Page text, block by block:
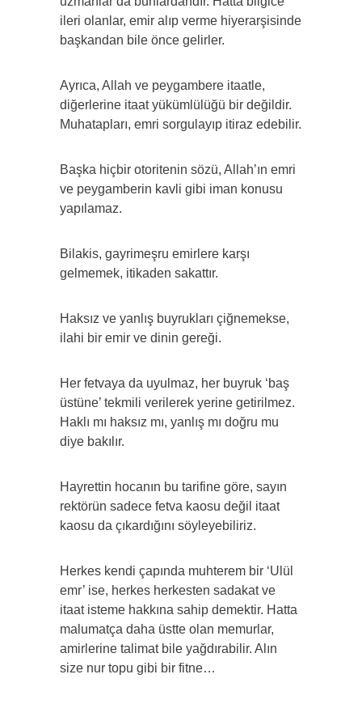
ileri olanlar, emir alıp verme hiyerarşisinde
başkandan bile önce gelirler.
Ayrıca, Allah ve peygambere itaatle,
diğerlerine itaat yükümlülüğü bir değildir.
Muhatapları, emri sorgulayıp itiraz edebilir.
Başka hiçbir otoritenin sözü, Allah’ın emri
ve peygamberin kavli gibi iman konusu
yapılamaz.
Bilakis, gayrimeşru emirlere karşı
gelmemek, itikaden sakattır.
Haksız ve yanlış buyrukları çiğnemekse,
ilahi bir emir ve dinin gereği.
Her fetvaya da uyulmaz, her buyruk ‘baş
üstüne’ tekmili verilerek yerine getirilmez.
Haklı mı haksız mı, yanlış mı doğru mu
diye bakılır.
Hayrettin hocanın bu tarifine göre, sayın
rektörün sadece fetva kaosu değil itaat
kaosu da çıkardığını söyleyebiliriz.
Herkes kendi çapında muhterem bir ‘Ulül
emr’ ise, herkes herkesten sadakat ve
itaat isteme hakkına sahip demektir. Hatta
malumatça daha üstte olan memurlar,
amirlerine talimat bile yağdırabilir. Alın
size nur topu gibi bir fitne…